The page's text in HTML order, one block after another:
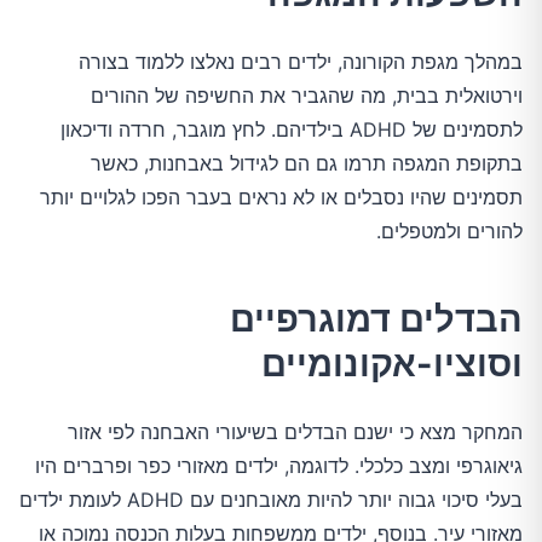
במהלך מגפת הקורונה, ילדים רבים נאלצו ללמוד בצורה
וירטואלית בבית, מה שהגביר את החשיפה של ההורים
לתסמינים של ADHD בילדיהם. לחץ מוגבר, חרדה ודיכאון
בתקופת המגפה תרמו גם הם לגידול באבחנות, כאשר
תסמינים שהיו נסבלים או לא נראים בעבר הפכו לגלויים יותר
להורים ולמטפלים​.
הבדלים דמוגרפיים
וסוציו-אקונומיים
המחקר מצא כי ישנם הבדלים בשיעורי האבחנה לפי אזור
גיאוגרפי ומצב כלכלי. לדוגמה, ילדים מאזורי כפר ופרברים היו
בעלי סיכוי גבוה יותר להיות מאובחנים עם ADHD לעומת ילדים
מאזורי עיר. בנוסף, ילדים ממשפחות בעלות הכנסה נמוכה או